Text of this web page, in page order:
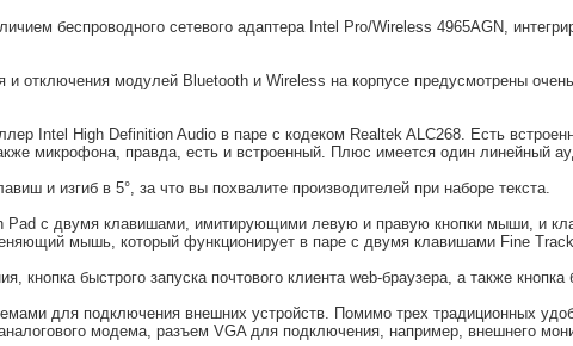
беспроводного сетевого адаптера Intel Рro/Wireless 4965AGN,
и отключения модулей Bluetooth и Wireless на корпусе предусмотрены
Intel High Definition Audio в паре с кодеком Realtek ALC268. Есть
микрофона, правда, есть и встроенный. Плюс имеется один линейный
и изгиб в 5°, за что вы похвалите производителей при наборе текста.
Pad с двумя клавишами, имитирующими левую и правую кнопки мыши, и
мышь, который функционирует в паре с двумя клавишами Fine
кнопка быстрого запуска почтового клиента web-браузера, а также
для подключения внешних устройств. Помимо трех традиционных
модема, разъем VGA для подключения, например, внешнего